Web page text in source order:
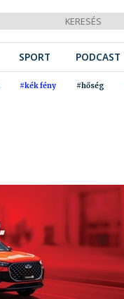
SPORT PODCAST
#kék fény #hőség